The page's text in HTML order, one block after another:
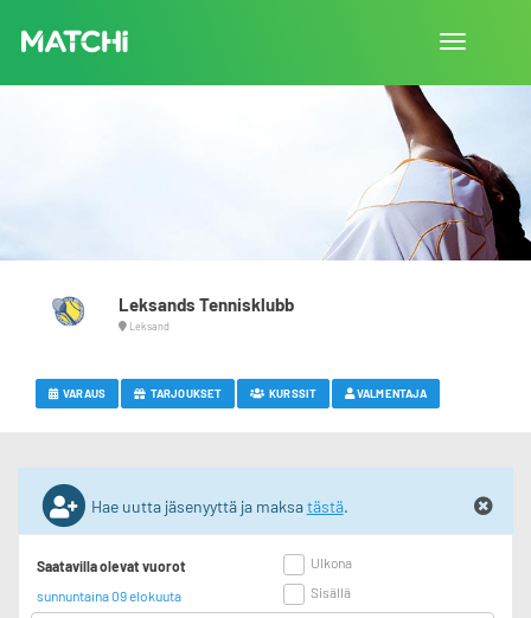
Vaihda
Leksands Tennisklubb
Leksand
VARAUS TARJOUKSET KURSSIT VALMENTAJA
Hae uutta jäsenyyttä ja maksatästä.
Saatavilla olevat vuorot
sunnuntaina 09 elokuuta
Ulkona
Sisällä